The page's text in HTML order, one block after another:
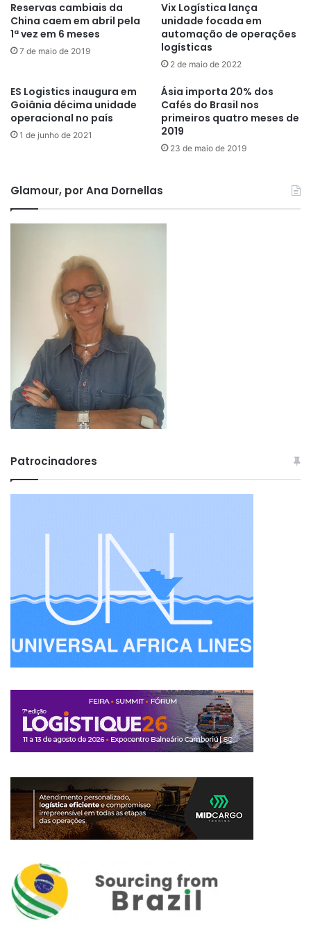
Reservas cambiais da
China caem em abril pela
1ª vez em 6 meses
7 de maio de 2019
Vix Logística lança
unidade focada em
automação de operações
logísticas
2 de maio de 2022
ES Logistics inaugura em
Goiânia décima unidade
operacional no país
1 de junho de 2021
Ásia importa 20% dos
Cafés do Brasil nos
primeiros quatro meses de
2019
23 de maio de 2019
Glamour, por Ana Dornellas
Patrocinadores